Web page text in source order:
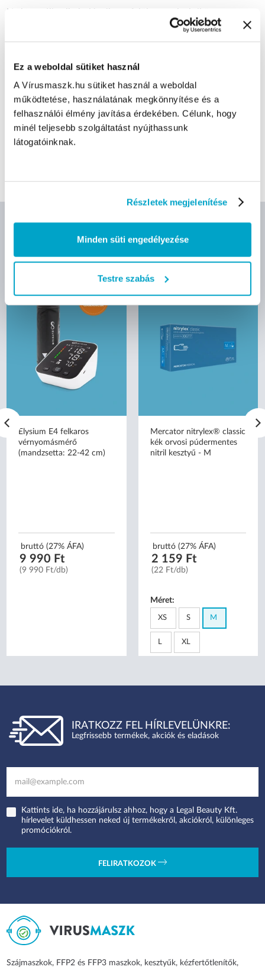
Ez a weboldal sütiket használ
A Vírusmaszk.hu sütiket használ a weboldal
működtetése, használatának megkönnyítése és a
felhasználói élmény javítása érdekében. Célunk, hogy
minél teljesebb szolgáltatást nyújthassunk
látogatóinknak.
Részletek megjelenítése
Minden süti engedélyezése
Testre szabás
Ne használja alkoholérzékeny felületen, pl. akril üvegen.
: baktericid, tuberkulocid, fungicid, szelektív
virucid.
CÍMKÉK
Fertőtlenítő kendő
AJÁNLOTT TERMÉKEK
Elysium E4 felkaros
vérnyomásmérő
(mandzsetta: 22-42 cm)
bruttó (27% ÁFA)
9 990 Ft
(9 990 Ft/db)
Mercator nitrylex® classic
kék orvosi púdermentes
nitril kesztyű - M
bruttó (27% ÁFA)
2 159 Ft
(22 Ft/db)
Méret:
XS S M
L XL
IRATKOZZ FEL HÍRLEVELÜNKRE:
Legfrissebb termékek, akciók és eladások
Kattints ide, ha hozzájárulsz ahhoz, hogy a Legal Beauty Kft.
hírlevelet küldhessen neked új termékekről, akciókról, különleges
promóciókról.
FELIRATKOZOK
Szájmaszkok, FFP2 és FFP3 maszkok, kesztyűk, kézfertőtlenítők,